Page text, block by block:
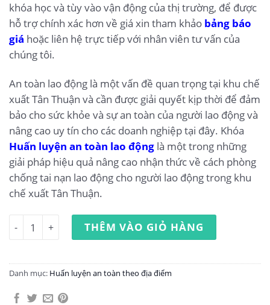
khóa học và tùy vào vận động của thị trường, để được
hỗ trợ chính xác hơn về giá xin tham khảo bảng báo
giá hoặc liên hệ trực tiếp với nhân viên tư vấn của
chúng tôi.
An toàn lao động là một vấn đề quan trọng tại khu chế
xuất Tân Thuận và cần được giải quyết kịp thời để đảm
bảo cho sức khỏe và sự an toàn của người lao động và
nâng cao uy tín cho các doanh nghiệp tại đây. Khóa
Huấn luyện an toàn lao động là một trong những
giải pháp hiệu quả nâng cao nhận thức về cách phòng
chống tai nạn lao động cho người lao động trong khu
chế xuất Tân Thuận.
Huấn luyện an toàn lao động tại khu chế xuất Tân
THÊM VÀO GIỎ HÀNG
Danh mục: Huấn luyện an toàn theo địa điểm